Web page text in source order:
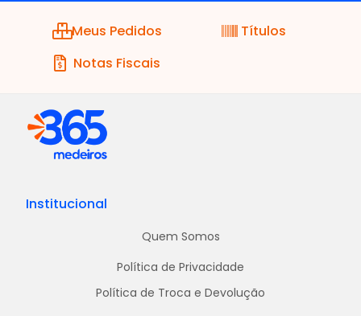
Meus Pedidos
Títulos
Notas Fiscais
Institucional
Quem Somos
Política de Privacidade
Política de Troca e Devolução